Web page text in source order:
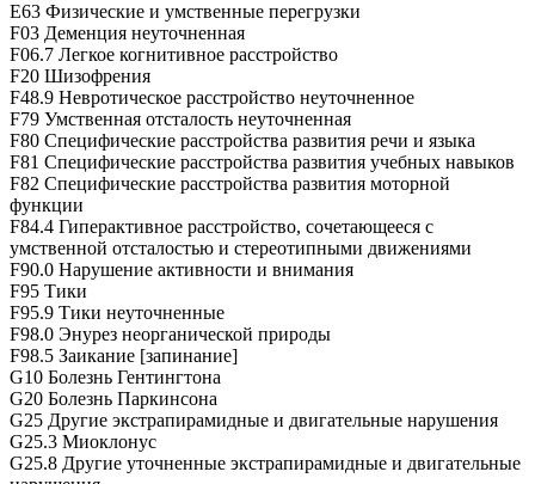
E63 Физические и умственные перегрузки
F03 Деменция неуточненная
F06.7 Легкое когнитивное расстройство
F20 Шизофрения
F48.9 Невротическое расстройство неуточненное
F79 Умственная отсталость неуточненная
F80 Специфические расстройства развития речи и языка
F81 Специфические расстройства развития учебных навыков
F82 Специфические расстройства развития моторной
функции
F84.4 Гиперактивное расстройство, сочетающееся с
умственной отсталостью и стереотипными движениями
F90.0 Нарушение активности и внимания
F95 Тики
F95.9 Тики неуточненные
F98.0 Энурез неорганической природы
F98.5 Заикание [запинание]
G10 Болезнь Гентингтона
G20 Болезнь Паркинсона
G25 Другие экстрапирамидные и двигательные нарушения
G25.3 Миоклонус
G25.8 Другие уточненные экстрапирамидные и двигательные